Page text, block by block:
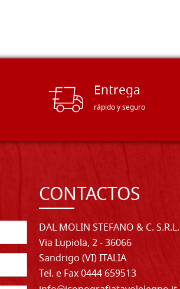
Entrega
rápido y seguro
CONTACTOS
DAL MOLIN STEFANO & C. S.R.L.
Via Lupiola, 2 - 36066
Sandrigo (VI) ITALIA
Tel. e Fax 0444 659513